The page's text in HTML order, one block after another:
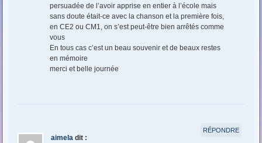
persuadée de l’avoir apprise en entier à l’école mais
sans doute était-ce avec la chanson et la première fois,
en CE2 ou CM1, on s’est peut-être bien arrêtés comme
vous
En tous cas c’est un beau souvenir et de beaux restes
en mémoire
merci et belle journée
aimela dit :
RÉPONDRE